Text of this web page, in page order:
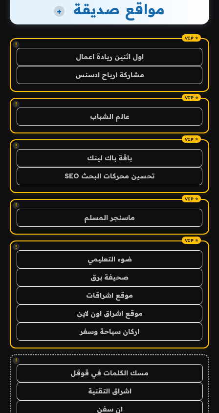
مواقع صديقة +
!
اول اثنين ريادة اعمال
مشاركة ارباح ادسنس
!
عالم الشباب
!
باقة باك لينك
تحسين محركات البحث SEO
!
ماسنجر المسلم
!
ضوء التعليمي
صحيفة برق
موقع اشراقات
موقع اشراق اون لاين
اركان سياحة وسفر
!
مسك الكلمات في قوقل
اشراق التقنية
ان سفن